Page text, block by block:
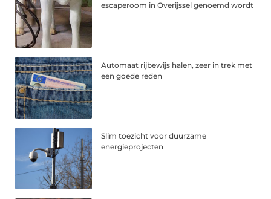
escaperoom in Overijssel genoemd wordt
Automaat rijbewijs halen, zeer in trek met
een goede reden
Slim toezicht voor duurzame
energieprojecten